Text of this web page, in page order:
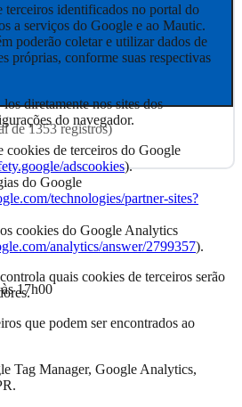
de1353registros)
17h00
terceiros identificados no portal do
a serviços do Google e ao Mautic.
poderão coletar e utilizar dados de
próprias, conforme suas respectivas
diretamente nos sites dos
do navegador.
cookies de terceiros do Google
adscookies).
do Google
technologies/partner-sites?
cookies do Google Analytics
analytics/answer/2799357).
quais cookies de terceiros serão
que podem ser encontrados ao
Tag Manager, Google Analytics,